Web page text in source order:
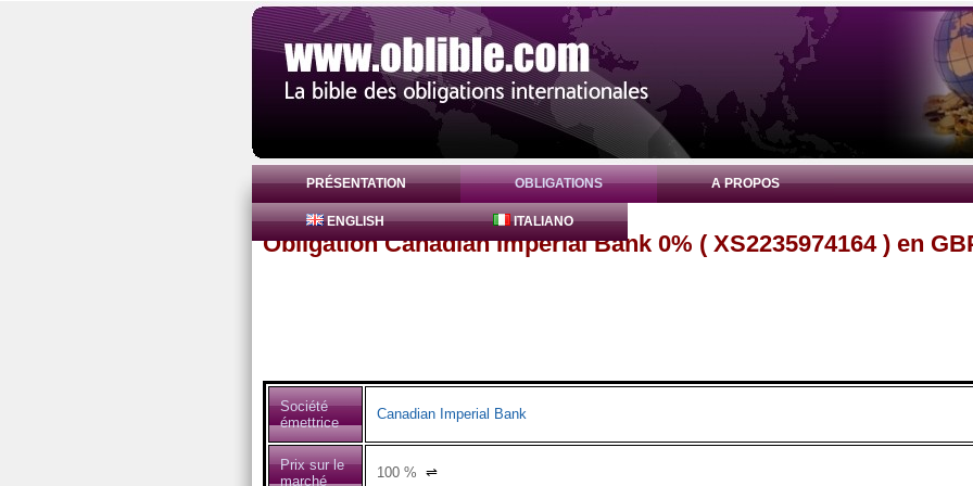
PRÉSENTATION OBLIGATIONS A PROPOS
ENGLISH ITALIANO
Obligation Canadian Imperial Bank 0% ( XS2235974164 ) en
Société
émettrice
Canadian Imperial Bank
Prix sur le
marché
100% ⇌